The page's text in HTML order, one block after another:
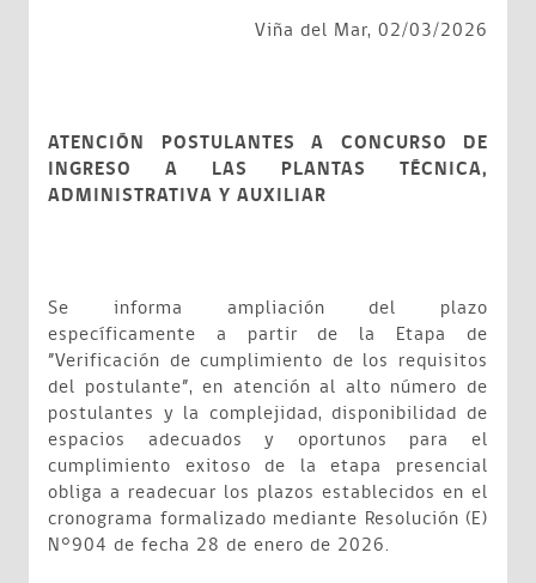
Viña del Mar, 02/03/2026
ATENCIÓN POSTULANTES A CONCURSO DE
INGRESO A LAS PLANTAS TÉCNICA,
ADMINISTRATIVA Y AUXILIAR
Se informa ampliación del plazo
específicamente a partir de la Etapa de
”Verificación de cumplimiento de los requisitos
del postulante”, en atención al alto número de
postulantes y la complejidad, disponibilidad de
espacios adecuados y oportunos para el
cumplimiento exitoso de la etapa presencial
obliga a readecuar los plazos establecidos en el
cronograma formalizado mediante Resolución (E)
N°904 de fecha 28 de enero de 2026.